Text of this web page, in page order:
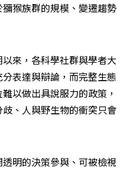
猴族群的規模、變遷趨勢
來，各科學社群與學者大
表達與辯論，而完整生態
以做出具說服力的政策，
、人與野生物的衝突只會
明的決策參與、可被檢視